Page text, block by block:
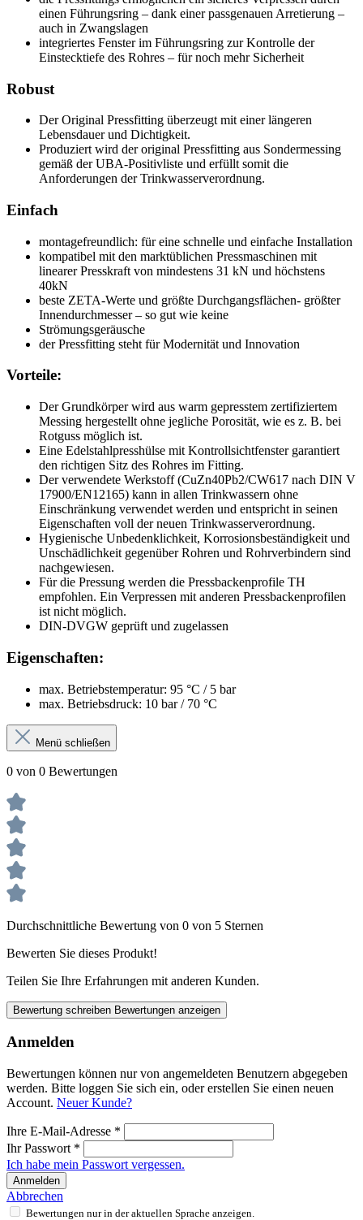
einen Führungsring – dank einer passgenauen Arretierung –
auch in Zwangslagen
integriertes Fenster im Führungsring zur Kontrolle der
Einstecktiefe des Rohres – für noch mehr Sicherheit
Robust
Der Original Pressfitting überzeugt mit einer längeren
Lebensdauer und Dichtigkeit.
Produziert wird der original Pressfitting aus Sondermessing
gemäß der UBA-Positivliste und erfüllt somit die
Anforderungen der Trinkwasserverordnung.
Einfach
montagefreundlich: für eine schnelle und einfache Installation
kompatibel mit den marktüblichen Pressmaschinen mit
linearer Presskraft von mindestens 31 kN und höchstens
40kN
beste ZETA-Werte und größte Durchgangsflächen- größter
Innendurchmesser – so gut wie keine
Strömungsgeräusche
der Pressfitting steht für Modernität und Innovation
Vorteile:
Der Grundkörper wird aus warm gepresstem zertifiziertem
Messing hergestellt ohne jegliche Porosität, wie es z. B. bei
Rotguss möglich ist.
Eine Edelstahlpresshülse mit Kontrollsichtfenster garantiert
den richtigen Sitz des Rohres im Fitting.
Der verwendete Werkstoff (CuZn40Pb2/CW617 nach DIN V
17900/EN12165) kann in allen Trinkwassern ohne
Einschränkung verwendet werden und entspricht in seinen
Eigenschaften voll der neuen Trinkwasserverordnung.
Hygienische Unbedenklichkeit, Korrosionsbeständigkeit und
Unschädlichkeit gegenüber Rohren und Rohrverbindern sind
nachgewiesen.
Für die Pressung werden die Pressbackenprofile TH
empfohlen. Ein Verpressen mit anderen Pressbackenprofilen
ist nicht möglich.
DIN-DVGW geprüft und zugelassen
Eigenschaften:
max. Betriebstemperatur: 95 °C / 5 bar
max. Betriebsdruck: 10 bar / 70 °C
Menü schließen
0 von 0 Bewertungen
Durchschnittliche Bewertung von 0 von 5 Sternen
Bewerten Sie dieses Produkt!
Teilen Sie Ihre Erfahrungen mit anderen Kunden.
Bewertung schreiben Bewertungen anzeigen
Anmelden
Bewertungen können nur von angemeldeten Benutzern abgegeben
werden. Bitte loggen Sie sich ein, oder erstellen Sie einen neuen
Account. Neuer Kunde?
Ihre E-Mail-Adresse *
Ihr Passwort *
Ich habe mein Passwort vergessen.
Anmelden
Abbrechen
Bewertungen nur in der aktuellen Sprache anzeigen.